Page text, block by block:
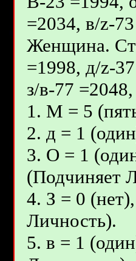
=2034, в/z-
Женщина.
=1998, д/z-
з/в-77
1. М = 5
2. д = 1
3. О = 1
(Подчиняет
4. З = 0
Личность).
5. в = 1